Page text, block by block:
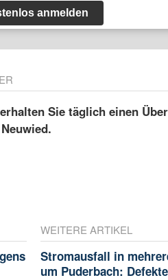
anmelden
Sie täglich einen
WEITERE ARTIKEL
Stromausfall in
um Puderbach: